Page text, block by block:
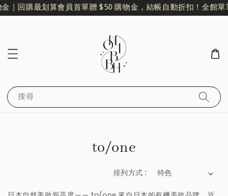
｜回購最划算會員首單贈 $50 購物金，結帳自動折扣！ 全館單
搜尋
to/one
排列方式 :